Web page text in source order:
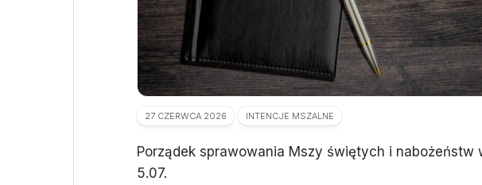
27 CZERWCA 2026 INTENCJE MSZALNE
Porządek sprawowania Mszy świętych i nabożeństw
5.07.